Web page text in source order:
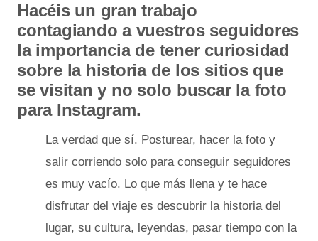
Hacéis un gran trabajo
contagiando a vuestros seguidores
la importancia de tener curiosidad
sobre la historia de los sitios que
se visitan y no solo buscar la foto
para Instagram.
La verdad que sí. Posturear, hacer la foto y
salir corriendo solo para conseguir seguidores
es muy vacío. Lo que más llena y te hace
disfrutar del viaje es descubrir la historia del
lugar, su cultura, leyendas, pasar tiempo con la